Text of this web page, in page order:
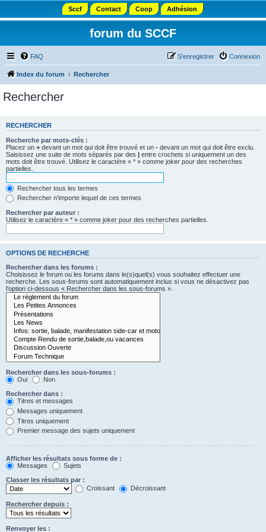
Sccf Contact Coop Adhésion
forum du SCCF
FAQ Connexion
S’enregistrer
Index du forum Rechercher
Rechercher
RECHERCHER
Recherche par mots-clés :
Placez un + devant un mot qui doit être trouvé et un - devant un mot qui doit être exclu.
Saisissez une suite de mots séparés par des | entre crochets si uniquement un des
mots doit être trouvé. Utilisez le caractère « * » comme joker pour des recherches
partielles.
Rechercher tous les termes
Rechercher n’importe lequel de ces termes
Rechercher par auteur :
Utilisez le caractère « * » comme joker pour des recherches partielles.
OPTIONS DE RECHERCHE
Rechercher dans les forums :
Choisissez le forum ou les forums dans le(s)quel(s) vous souhaitez effectuer une
recherche. Les sous-forums sont automatiquement inclus si vous ne désactivez pas
l’option ci-dessous « Rechercher dans les sous-forums ».
Rechercher dans les sous-forums :
Oui
Non
Rechercher dans :
Titres et messages
Messages uniquement
Titres uniquement
Premier message des sujets uniquement
Afficher les résultats sous forme de :
Messages
Sujets
Classer les résultats par :
Croissant
Décroissant
Rechercher depuis :
Renvoyer les :